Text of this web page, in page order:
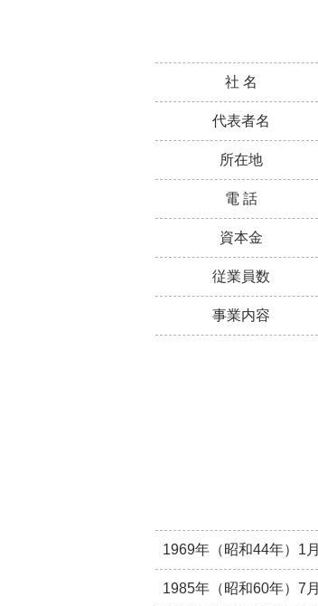
社 名
代表者名
所在地
電 話
資本金
従業員数
事業内容
1969年（昭和44年）1月
1985年（昭和60年）7月